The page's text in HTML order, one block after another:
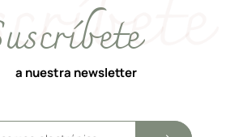
a nuestra newsletter